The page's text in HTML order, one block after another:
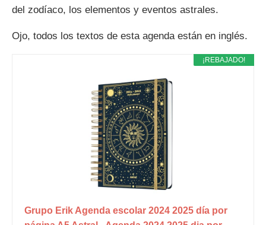
del zodíaco, los elementos y eventos astrales.
Ojo, todos los textos de esta agenda están en inglés.
¡REBAJADO!
Grupo Erik Agenda escolar 2024 2025 día por